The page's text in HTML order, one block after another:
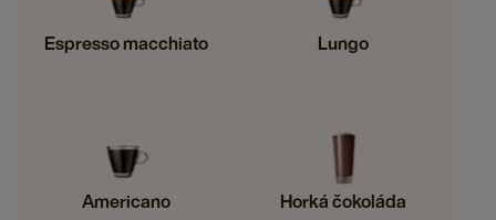
Espresso macchiato Lungo
Americano Horká čokoláda